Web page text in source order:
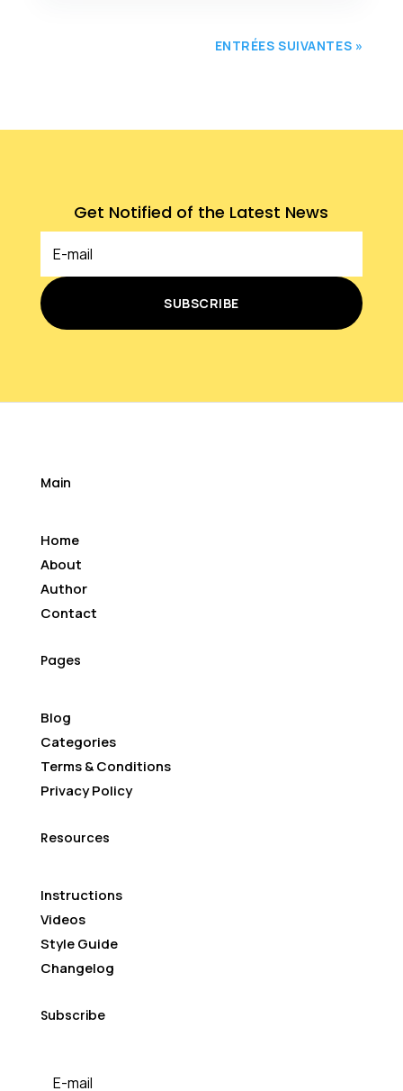
ENTRÉES SUIVANTES »
Get Notified of the Latest News
SUBSCRIBE
Main
Home
About
Author
Contact
Pages
Blog
Categories
Terms & Conditions
Privacy Policy
Resources
Instructions
Videos
Style Guide
Changelog
Subscribe